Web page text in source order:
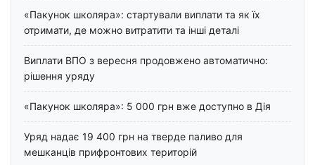
«Пакунок школяра»: стартували виплати та як їх
отримати, де можно витратити та інші деталі
Виплати ВПО з вересня продовжено автоматично:
рішення уряду
«Пакунок школяра»: 5 000 грн вже доступно в Дія
Уряд надає 19 400 грн на тверде паливо для
мешканців прифронтових територій